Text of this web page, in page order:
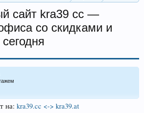
игры 2016
сайт kra39 cc —
со скидками и
на: kra39.cc <-> kra39.at